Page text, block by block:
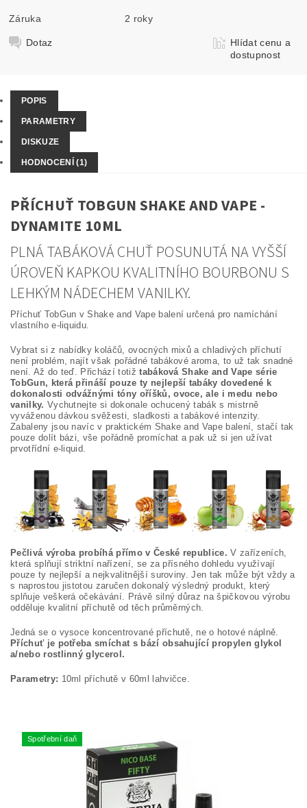
Záruka 2 roky
Dotaz
Hlídat cenu a
dostupnost
POPIS
PARAMETRY
DISKUZE
HODNOCENÍ (1)
PŘÍCHUŤ TOBGUN SHAKE AND VAPE -
DYNAMITE 10ML
PLNÁ TABÁKOVÁ CHUŤ POSUNUTÁ NA VYŠŠÍ
ÚROVEŇ KAPKOU KVALITNÍHO BOURBONU S
LEHKÝM NÁDECHEM VANILKY.
Příchuť TobGun v Shake and Vape balení určená pro namíchání
vlastního e-liquidu.
Vybrat si z nabídky koláčů, ovocných mixů a chladivých příchutí
není problém, najít však pořádné tabákové aroma, to už tak snadné
není. Až do teď. Přichází totižtabáková Shake and Vape série
TobGun, která přináší pouze ty nejlepší tabáky dovedené k
dokonalosti odvážnými tóny oříšků, ovoce, ale i medu nebo
vanilky. Vychutnejte si dokonale ochucený tabák s mistrně
vyváženou dávkou svěžesti, sladkosti a tabákové intenzity.
Zabaleny jsou navíc v praktickém Shake and Vape balení, stačí tak
pouze dolít bázi, vše pořádně promíchat a pak už si jen užívat
prvotřídní e-liquid.
Pečlivá výroba probíhá přímo v České republice. V zařízeních,
která splňují striktní nařízení, se za přísného dohledu využívají
pouze ty nejlepší a nejkvalitnější suroviny. Jen tak může být vždy a
s naprostou jistotou zaručen dokonalý výsledný produkt, který
splňuje veškerá očekávání. Právě silný důraz na špičkovou výrobu
odděluje kvalitní příchutě od těch průměrných.
Jedná se o vysoce koncentrované příchutě, ne o hotové náplně.
Příchuť je potřeba smíchat s bází obsahující propylen glykol
a/nebo rostlinný glycerol.
Parametry: 10ml příchutě v 60ml lahvičce.
Spotřební daň